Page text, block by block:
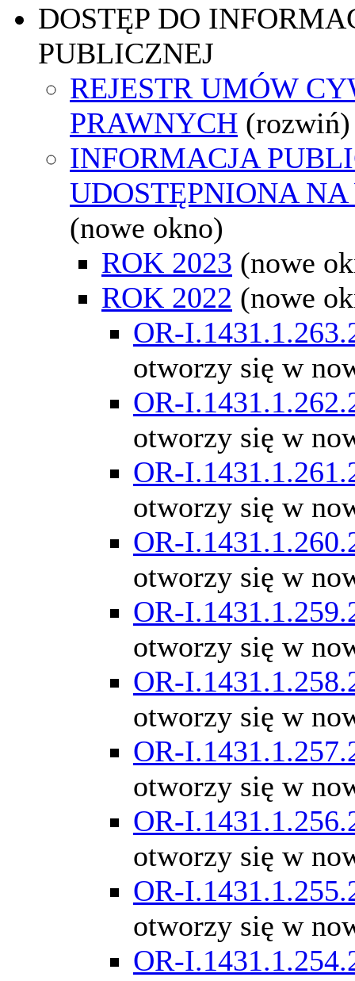
DOSTĘP DO
PUBLICZNEJ
REJESTR UMÓW
PRAWNYCH (rozwiń)
INFORMACJA
UDOSTĘPNIONA
(nowe okno)
ROK 2023 (nowe
ROK 2022 (nowe
OR-
otworzy się w
OR-
otworzy się w
OR-
otworzy się w
OR-
otworzy się w
OR-
otworzy się w
OR-
otworzy się w
OR-
otworzy się w
OR-
otworzy się w
OR-
otworzy się w
OR-